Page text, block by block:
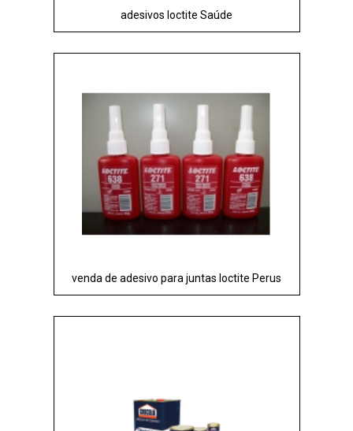
adesivos loctite Saúde
venda de adesivo para juntas loctite Perus